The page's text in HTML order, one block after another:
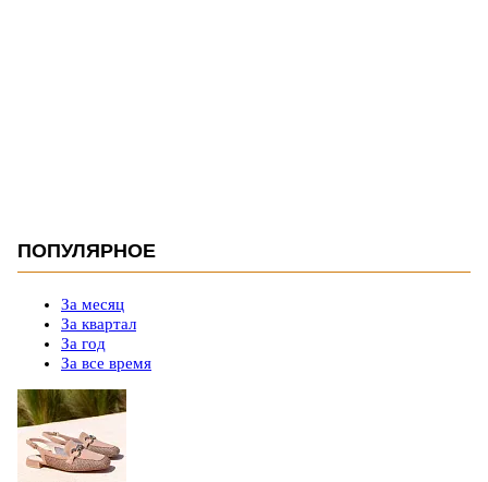
ПОПУЛЯРНОЕ
За месяц
За квартал
За год
За все время